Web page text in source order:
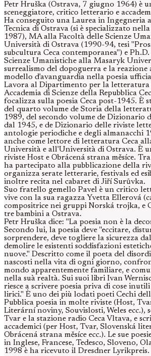
Petr Hruška (Ostrava, 7 giugno 1964) è
sceneggiatore, critico letterario e
Ha conseguito una Laurea in Ingegneria
Tecnica di Ostrava (si è specializzato
1987), MA alla Facoltà delle Scienze
Università di Ostrava (1990-94, tesi
subcultura Ceca contemporanea") e
Scienze Umanistiche alla Masaryk
surrealismo del dopoguerra e la reazione
modello d'avanguardia nella poesia
Lavora al Dipartimento per la letteratura
Accademia di Scienze della Repubblica
focalizza sulla poesia Ceca post-1945. È
del quarto volume de Storia della
1989, del secondo volume de Dizionario
dal 1945, e de Dizionario delle riviste
antologie periodiche e degli almanacchi
anche come lettore di letteratura Ceca
Università e all'Università di Ostrava. È
riviste Host e Obrácená strana měsíce.
ha partecipato alla pubblicazione della
organizza serate letterarie, festivals ed
inoltre recita nel cabaret di Jiří Surůvka.
Suo fratello gemello Pavel è un critico
vive con la sua ragazza Yvetta Ellerová
compositrice nei gruppi Norská trojka, e
tre bambini a Ostrava.
Petr Hruška dice: "La poesia non è la
Secondo lui, la poesia deve "eccitare,
sorprendere, deve togliere la sicurezza
demolire le esistenti soddisfazioni
nuove." Descritto come il poeta del
nascosti nella vita di ogni giorno,
mondo apparentemente familiare, e
nella suà realtà. Sui suoi libri Ivan
riesce a scrivere poesia priva di cose
lirici." È uno dei più lodati poeti Cechi
Pubblica poesia in molte riviste (Host,
Literární noviny, Souvislosti, Weles ecc.),
Tvar e la stazione radio Ceca Vltava, e
accademici (per Host, Tvar, Slovenská
Obrácená strana měsíce ecc.). Le sue
in Inglese, Francese, Tedesco, Sloveno,
1998 è ha ricevuto il Dresdner Lyrikpreis.